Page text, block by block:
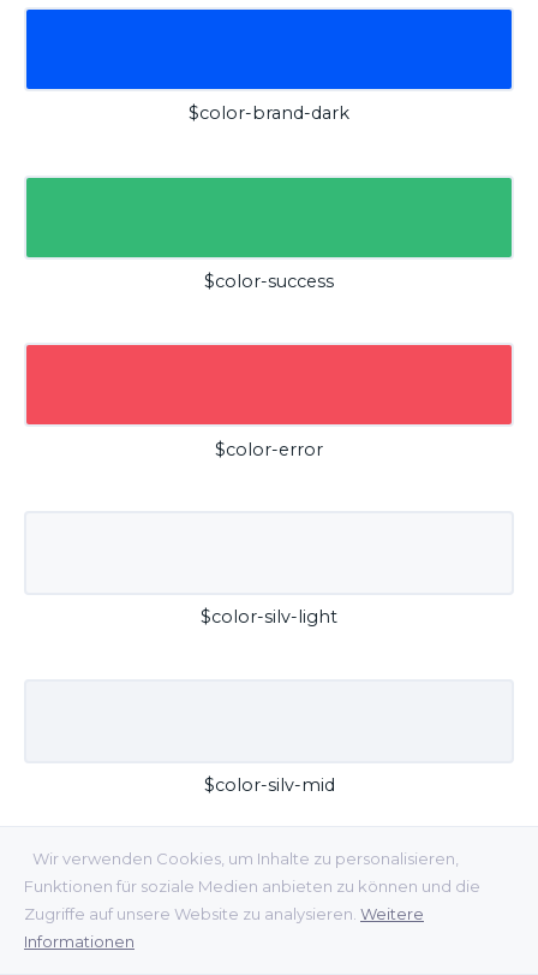
Wir verwenden Cookies, um Inhalte zu personalisieren,
Funktionen für soziale Medien anbieten zu können und die
Zugriffe auf unsere Website zu analysieren. Weitere
Informationen
$color-brand-dark
$color-success
$color-error
$color-silv-light
$color-silv-mid